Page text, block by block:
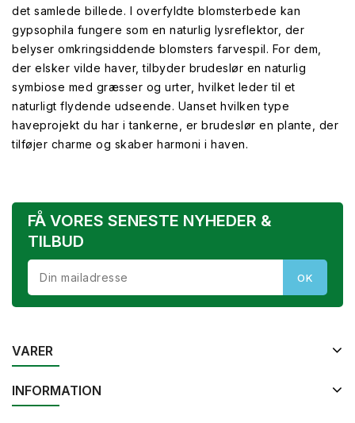
det samlede billede. I overfyldte blomsterbede kan
gypsophila fungere som en naturlig lysreflektor, der
belyser omkringsiddende blomsters farvespil. For dem,
der elsker vilde haver, tilbyder brudeslør en naturlig
symbiose med græsser og urter, hvilket leder til et
naturligt flydende udseende. Uanset hvilken type
haveprojekt du har i tankerne, er brudeslør en plante, der
tilføjer charme og skaber harmoni i haven.
FÅ VORES SENESTE NYHEDER &
TILBUD
VARER
INFORMATION